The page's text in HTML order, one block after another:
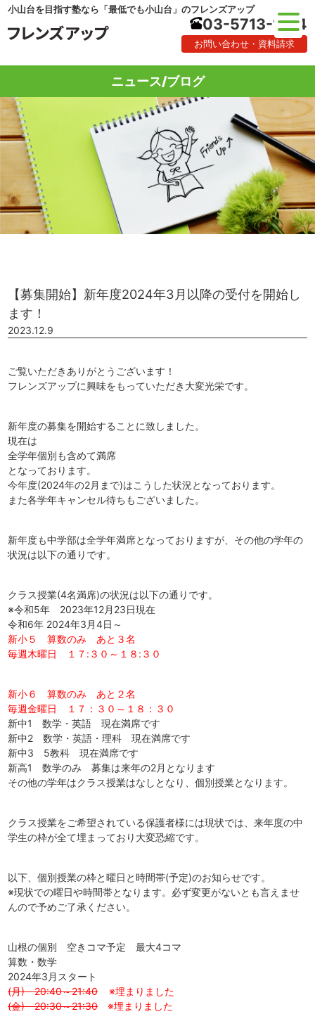
小山台を目指す塾なら「最低でも小山台」のフレンズアップ
03-5713-1184
お問い合わせ・資料請求
ニュース/ブログ
【募集開始】新年度2024年3月以降の受付を開始し
ます！
2023.12.9
ご覧いただきありがとうございます！
フレンズアップに興味をもっていただき大変光栄です。
新年度の募集を開始することに致しました。
現在は
全学年個別も含めて満席
となっております。
今年度(2024年の2月まで)はこうした状況となっております。
また各学年キャンセル待ちもございました。
新年度も中学部は全学年満席となっておりますが、その他の学年の
状況は以下の通りです。
クラス授業(4名満席)の状況は以下の通りです。
※令和5年 2023年12月23日現在
令和6年 2024年3月4日～
新小５ 算数のみ あと３名
毎週木曜日 １７:３０～１８:３０
新小６ 算数のみ あと２名
毎週金曜日 １７：３０～１８：３０
新中1 数学・英語 現在満席です
新中2 数学・英語・理科 現在満席です
新中3 5教科 現在満席です
新高1 数学のみ 募集は来年の2月となります
その他の学年はクラス授業はなしとなり、個別授業となります。
クラス授業をご希望されている保護者様には現状では、来年度の中
学生の枠が全て埋まっており大変恐縮です。
以下、個別授業の枠と曜日と時間帯(予定)のお知らせです。
※現状での曜日や時間帯となります。必ず変更がないとも言えませ
んので予めご了承ください。
山根の個別 空きコマ予定 最大4コマ
算数・数学
2024年3月スタート
(月) 20:40～21:40※埋まりました
(金) 20:30～21:30※埋まりました